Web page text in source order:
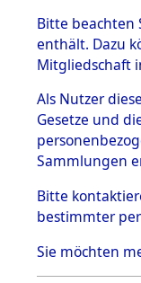
BESTÄNDE
1.
mente
5.
5.3
5.3.1
zu
en
5.3.2
Bitte beachten
enthält. Dazu
Mitgliedschaft
Als Nutzer
Gesetze und
Sammlungen
Bitte
bestimmter
Sie möchten